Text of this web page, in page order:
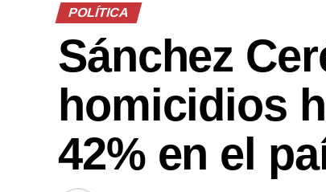
POLÍTICA
Sánchez
homicidios
42% en el